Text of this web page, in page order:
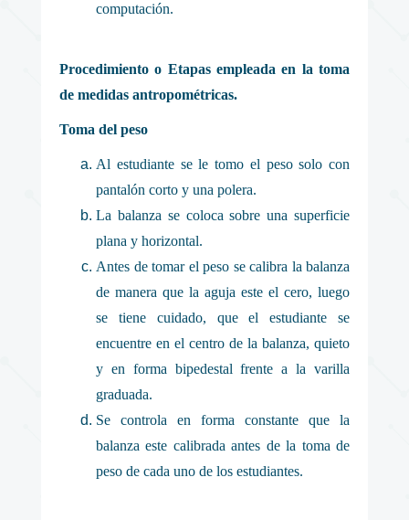
computación.
Procedimiento o Etapas empleada en la toma
de medidas antropométricas.
Toma del peso
Al estudiante se le tomo el peso solo con
pantalón corto y una polera.
La balanza se coloca sobre una superficie
plana y horizontal.
Antes de tomar el peso se calibra la balanza
de manera que la aguja este el cero, luego
se tiene cuidado, que el estudiante se
encuentre en el centro de la balanza, quieto
y en forma bipedestal frente a la varilla
graduada.
Se controla en forma constante que la
balanza este calibrada antes de la toma de
peso de cada uno de los estudiantes.